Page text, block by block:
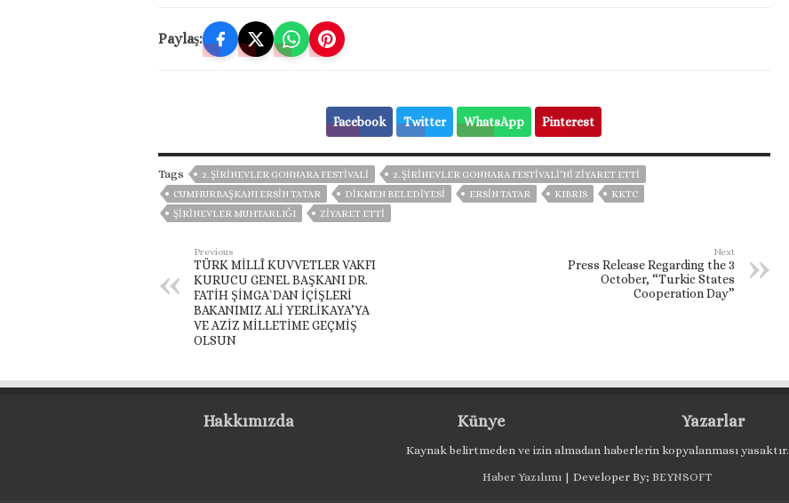
Paylaş:
Facebook Twitter WhatsApp Pinterest
Tags 2. ŞIRINEVLER GONNARA FESTIVALI
2. ŞIRINEVLER GONNARA FESTIVALI’NI ZIYARET ETTI
CUMHURBAŞKANI ERSIN TATAR
DIKMEN BELEDIYESI ERSIN TATAR KIBRIS
KKTC
ŞIRINEVLER MUHTARLIĞI
ZİYARET ETTİ
Previous
TÜRK MİLLÎ KUVVETLER VAKFI
KURUCU GENEL BAŞKANI DR.
FATİH ŞİMGA`DAN İÇİŞLERİ
BAKANIMIZ ALİ YERLİKAYA’YA
VE AZİZ MİLLETİME GEÇMİŞ
OLSUN
Next
Press Release Regarding the 3
October, “Turkic States
Cooperation Day”
Hakkımızda Künye Yazarlar
Kaynak belirtmeden ve izin almadan haberlerin kopyalanması yasaktır.
Haber Yazılımı | Developer By; BEYNSOFT